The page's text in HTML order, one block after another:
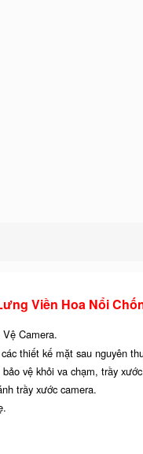
Viền Hoa Nổi
Camera.
thiết kế mặt sau nguyên
vệ khỏi va chạm, trầy
trầy xước camera.